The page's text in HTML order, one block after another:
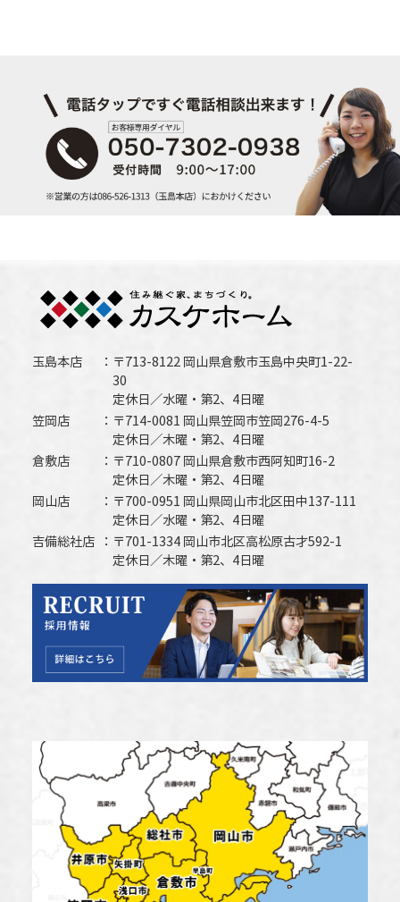
玉島本店
〒713-8122 岡山県倉敷市玉島中央町1-22-
30
定休日／水曜・第2、4日曜
笠岡店
〒714-0081 岡山県笠岡市笠岡276-4-5
定休日／木曜・第2、4日曜
倉敷店
〒710-0807 岡山県倉敷市西阿知町16-2
定休日／木曜・第2、4日曜
岡山店
〒700-0951 岡山県岡山市北区田中137-111
定休日／水曜・第2、4日曜
吉備総社店
〒701-1334 岡山市北区高松原古才592-1
定休日／木曜・第2、4日曜